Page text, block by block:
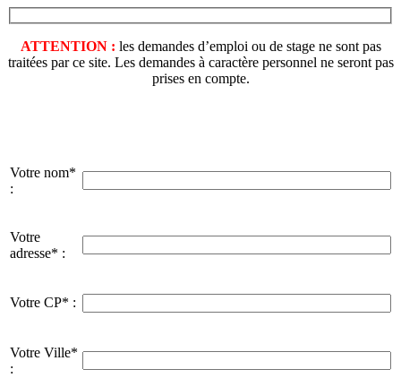
ATTENTION : les demandes d’emploi ou de stage ne sont pas
traitées par ce site. Les demandes à caractère personnel ne seront pas
prises en compte.
Votre nom*
:
Votre
adresse* :
Votre CP* :
Votre Ville*
: